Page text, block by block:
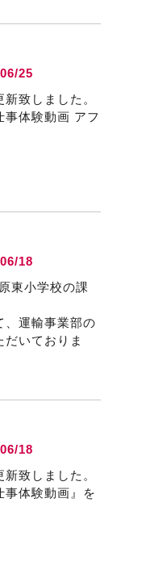
25
致しました。
事体験動画 アフ
18
東小学校の課
、運輸事業部の
いておりま
18
致しました。
事体験動画』を